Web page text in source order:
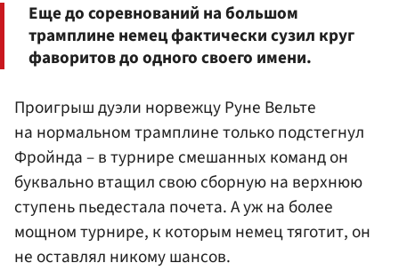
Еще до соревнований на большом
трамплине немец фактически сузил круг
фаворитов до одного своего имени.
Проигрыш дуэли норвежцу Руне Вельте
на нормальном трамплине только подстегнул
Фройнда – в турнире смешанных команд он
буквально втащил свою сборную на верхнюю
ступень пьедестала почета. А уж на более
мощном турнире, к которым немец тяготит, он
не оставлял никому шансов.